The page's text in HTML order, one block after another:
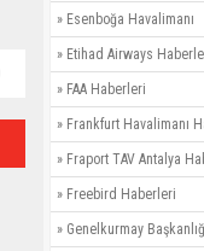
» Esenboğa Havalimanı
» Etihad Airways
» FAA Haberleri
» Frankfurt Havalimanı
» Fraport TAV Antalya
» Freebird Haberleri
» Genelkurmay